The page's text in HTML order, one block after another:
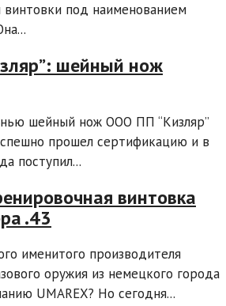
винтовки под наименованием
шейный нож
шейный нож ООО ПП “Кизляр”
прошел сертификацию и в
поступил...
винтовка
.43
именитого производителя
оружия из немецкого города
UMAREX? Но сегодня...